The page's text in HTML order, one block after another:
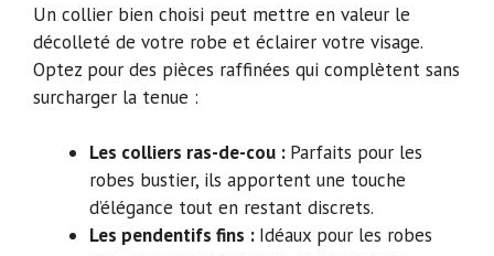
Un collier bien choisi peut mettre en valeur le
décolleté de votre robe et éclairer votre visage.
Optez pour des pièces raffinées qui complètent sans
surcharger la tenue :
Les colliers ras-de-cou : Parfaits pour les
robes bustier, ils apportent une touche
d’élégance tout en restant discrets.
Les pendentifs fins : Idéaux pour les robes